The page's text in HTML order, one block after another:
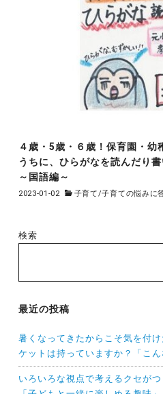
４歳・5歳・６歳！保育園・幼
うちに、ひらがなを読んだり
～国語編～
2023-01-02 子育て/子育ての悩みに
検索
最近の投稿
暑くなってきたからこそ気を付
ケットは持っていますか？「こ
いろいろな視点で考えるクセが